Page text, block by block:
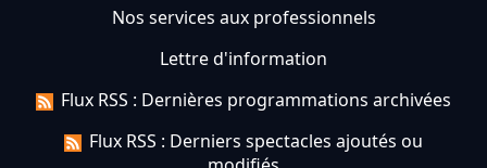
Nos services aux professionnels
Lettre d'information
Flux RSS : Dernières programmations archivées
Flux RSS : Derniers spectacles ajoutés ou